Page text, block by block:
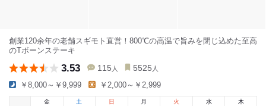
創業120余年の老舗スギモト直営！800℃の高温で旨みを閉じ込めた至高
のTボーンステーキ
3.53 115 人 5525 人
￥8,000～￥9,999 ￥2,000～￥2,999
金
土 日 月 火 水 木